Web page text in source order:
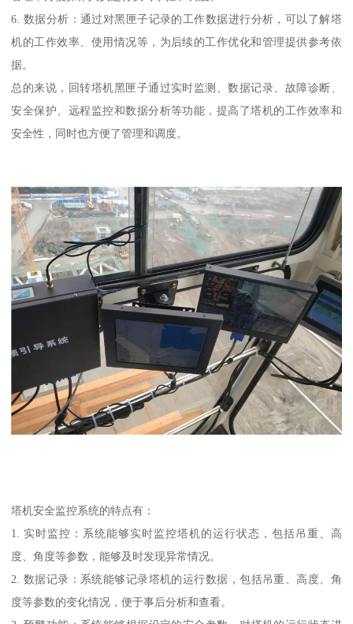
6. 数据分析：通过对黑匣子记录的工作数据进行分析，可以了解塔
机的工作效率、使用情况等，为后续的工作优化和管理提供参考依
据。
总的来说，回转塔机黑匣子通过实时监测、数据记录、故障诊断、
安全保护、远程监控和数据分析等功能，提高了塔机的工作效率和
安全性，同时也方便了管理和调度。
塔机安全监控系统的特点有：
1. 实时监控：系统能够实时监控塔机的运行状态，包括吊重、高
度、角度等参数，能够及时发现异常情况。
2. 数据记录：系统能够记录塔机的运行数据，包括吊重、高度、角
度等参数的变化情况，便于事后分析和查看。